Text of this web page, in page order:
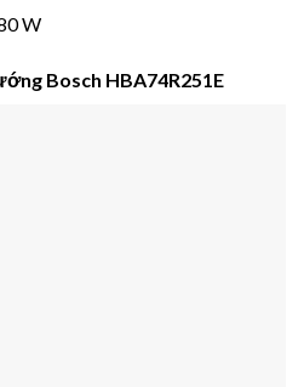
W
Bosch HBA74R251E